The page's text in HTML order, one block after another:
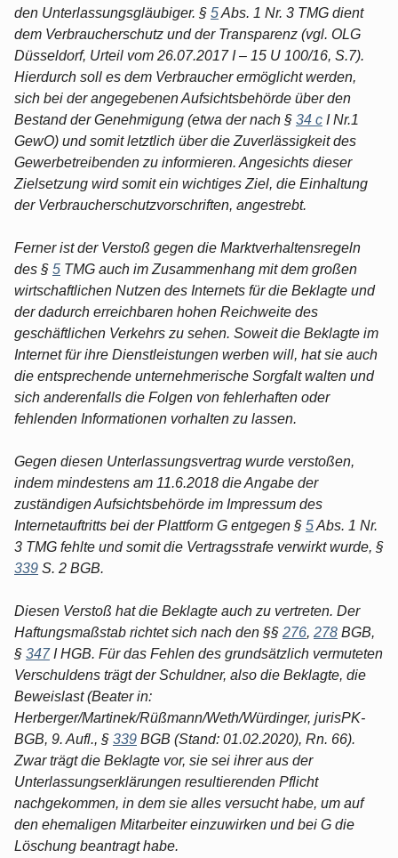
den Unterlassungsgläubiger. § 5Abs. 1 Nr. 3 TMG dient
dem Verbraucherschutz und der Transparenz (vgl. OLG
Düsseldorf, Urteil vom 26.07.2017 I – 15 U 100/16, S.7).
Hierdurch soll es dem Verbraucher ermöglicht werden,
sich bei der angegebenen Aufsichtsbehörde über den
Bestand der Genehmigung (etwa der nach § 34 c I Nr.1
GewO) und somit letztlich über die Zuverlässigkeit des
Gewerbetreibenden zu informieren. Angesichts dieser
Zielsetzung wird somit ein wichtiges Ziel, die Einhaltung
der Verbraucherschutzvorschriften, angestrebt.
Ferner ist der Verstoß gegen die Marktverhaltensregeln
des § 5 TMG auch im Zusammenhang mit dem großen
wirtschaftlichen Nutzen des Internets für die Beklagte und
der dadurch erreichbaren hohen Reichweite des
geschäftlichen Verkehrs zu sehen. Soweit die Beklagte im
Internet für ihre Dienstleistungen werben will, hat sie auch
die entsprechende unternehmerische Sorgfalt walten und
sich anderenfalls die Folgen von fehlerhaften oder
fehlenden Informationen vorhalten zu lassen.
Gegen diesen Unterlassungsvertrag wurde verstoßen,
indem mindestens am 11.6.2018 die Angabe der
zuständigen Aufsichtsbehörde im Impressum des
Internetauftritts bei der Plattform G entgegen § 5Abs. 1 Nr.
3 TMG fehlte und somit die Vertragsstrafe verwirkt wurde, §
339 S. 2 BGB.
Diesen Verstoß hat die Beklagte auch zu vertreten. Der
Haftungsmaßstab richtet sich nach den §§ 276, 278 BGB,
§ 347I HGB. Für das Fehlen des grundsätzlich vermuteten
Verschuldens trägt der Schuldner, also die Beklagte, die
Beweislast (Beater in:
Herberger/Martinek/Rüßmann/Weth/Würdinger, jurisPK-
BGB, 9. Aufl., § 339 BGB (Stand: 01.02.2020), Rn. 66).
Zwar trägt die Beklagte vor, sie sei ihrer aus der
Unterlassungserklärungen resultierenden Pflicht
nachgekommen, in dem sie alles versucht habe, um auf
den ehemaligen Mitarbeiter einzuwirken und bei G die
Löschung beantragt habe.